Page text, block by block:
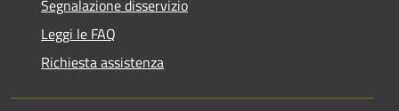
Segnalazione disservizio
Leggi le FAQ
Richiesta assistenza